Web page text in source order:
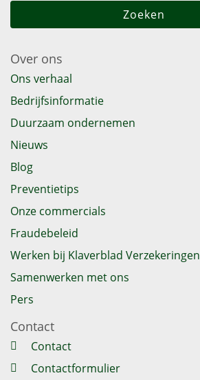
Over ons
Ons verhaal
Bedrijfsinformatie
Duurzaam ondernemen
Nieuws
Blog
Preventietips
Onze commercials
Fraudebeleid
Werken bij Klaverblad Verzekeringen
Samenwerken met ons
Pers
Contact
Contact
Contactformulier